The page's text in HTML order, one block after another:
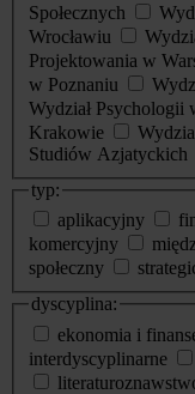
Społecznych
Wrocławiu
Projektowania w
w Poznaniu
Wydział Psychologii
Krakowie
Studiów Azjatyckich
typ:
aplikacyjny
komercyjny
społeczny
dyscyplina:
ekonomia i
interdyscyplinarne